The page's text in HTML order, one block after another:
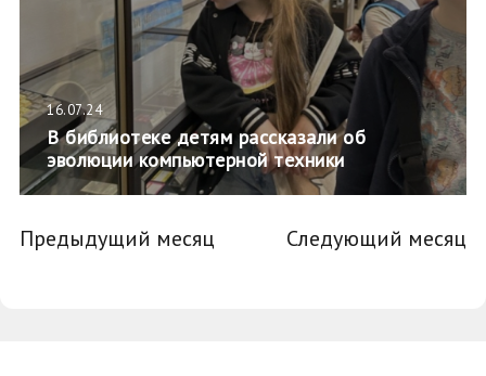
16.07.24
В библиотеке детям рассказали об
эволюции компьютерной техники
Предыдущий месяц Следующий месяц